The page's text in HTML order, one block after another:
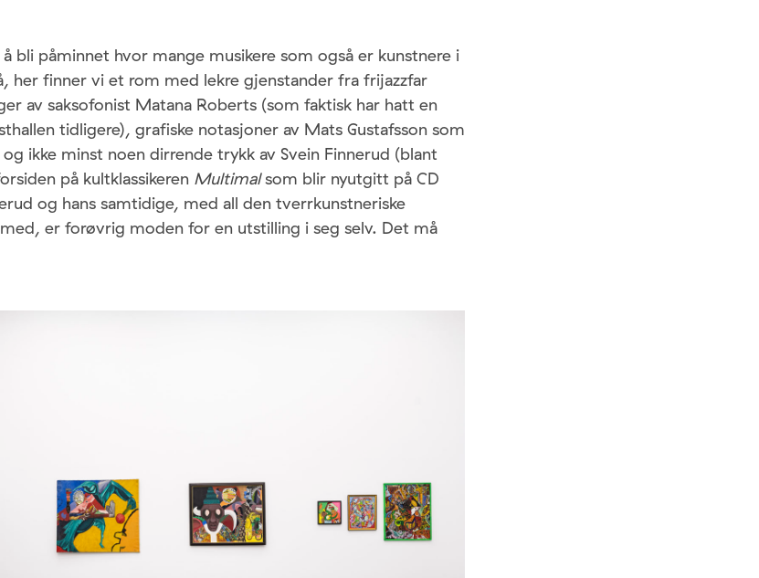
bli påminnet hvor mange musikere som også er kunstnere i
her finner vi et rom med lekre gjenstander fra frijazzfar
av saksofonist Matana Roberts (som faktisk har hatt en
tidligere), grafiske notasjoner av Mats Gustafsson som
ikke minst noen dirrende trykk av Svein Finnerud (blant
på kultklassikeren Multimalsom blir nyutgitt på CD
og hans samtidige, med all den tverrkunstneriske
er forøvrig moden for en utstilling i seg selv. Det må